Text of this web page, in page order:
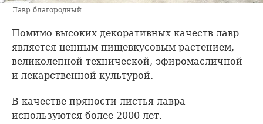
Лавр благородный
Помимо высоких декоративных качеств лавр
является ценным пищевкусовым растением,
великолепной технической, эфиромасличной
и лекарственной культурой.
В качестве пряности листья лавра
используются более 2000 лет.